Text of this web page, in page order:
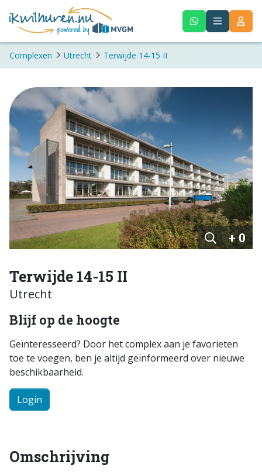
Complexen Utrecht Terwijde 14-15 II
+ 0
Terwijde 14-15 II
Utrecht
Blijf op de hoogte
Geïnteresseerd? Door het complex aan je favorieten
toe te voegen, ben je altijd geïnformeerd over nieuwe
beschikbaarheid.
Login
Omschrijving